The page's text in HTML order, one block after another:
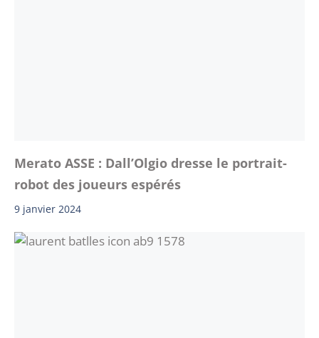
Merato ASSE : Dall’Olgio dresse le portrait-
robot des joueurs espérés
9 janvier 2024